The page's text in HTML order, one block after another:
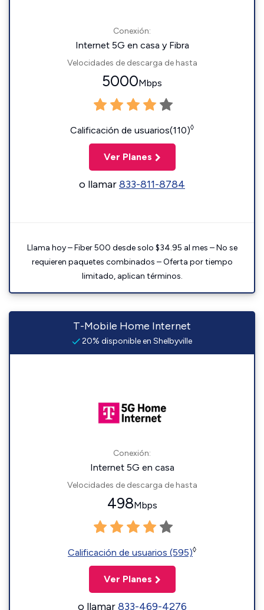
Conexión:
Internet 5G en casa y Fibra
Velocidades de descarga de hasta
5000Mbps
Calificación de usuarios(110)◊
Ver Planes
o llamar833-811-8784
Llama hoy – Fiber 500 desde solo $34.95 al mes – No se
requieren paquetes combinados – Oferta por tiempo
limitado, aplican términos.
T-Mobile Home Internet
20% disponible en Shelbyville
Conexión:
Internet 5G en casa
Velocidades de descarga de hasta
498Mbps
Calificación de usuarios (595)◊
Ver Planes
o llamar833-469-4276